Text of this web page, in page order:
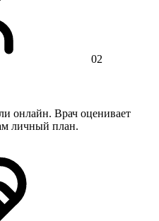
02
онлайн. Врач оценивает
личный план.